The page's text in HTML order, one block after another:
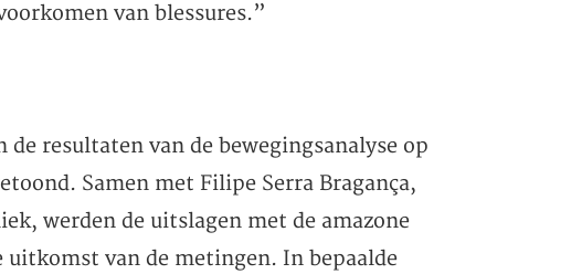
van blessures.”
resultaten van de bewegingsanalyse op
Samen met Filipe Serra Bragança,
werden de uitslagen met de amazone
van de metingen. In bepaalde